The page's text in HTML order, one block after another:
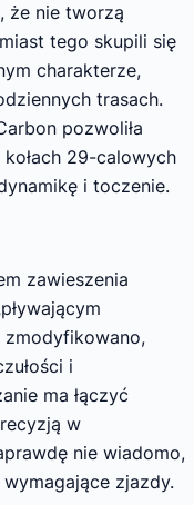
że nie tworzą
tego skupili się
charakterze,
trasach.
pozwoliła
29-calowych
i toczenie.
zawieszenia
zmodyfikowano,
i
ma łączyć
w
nie wiadomo,
zjazdy.